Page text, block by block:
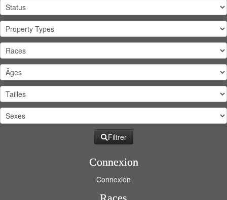
Filtrer
Connexion
Connexion